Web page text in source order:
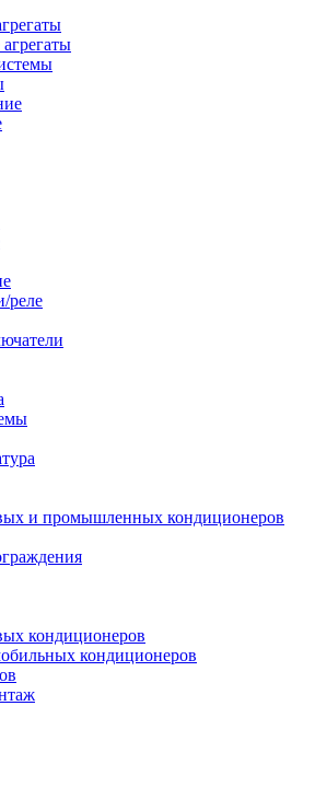
реле
и промышленных кондиционеров
кондиционеров
кондиционеров